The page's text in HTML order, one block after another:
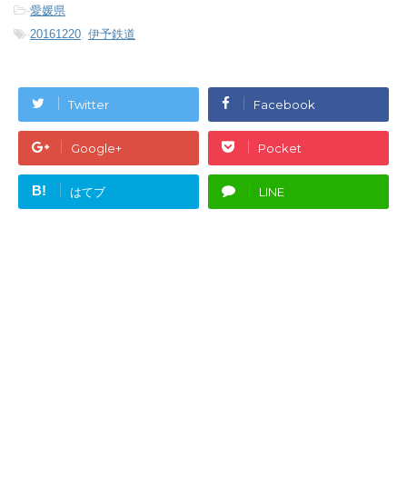
-愛媛県
-20161220, 伊予鉄道
Twitter Facebook
Google+ Pocket
B! はてブ LINE